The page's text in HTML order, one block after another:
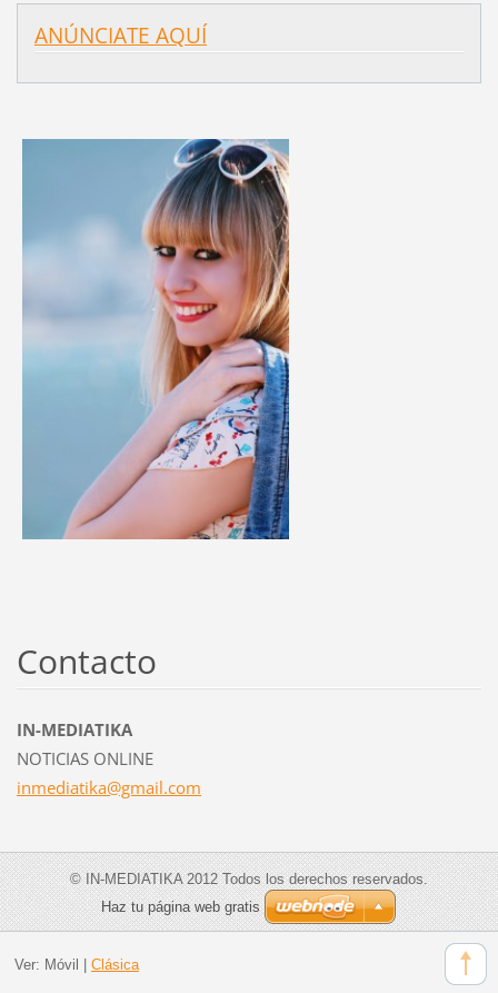
ANÚNCIATE AQUÍ
Contacto
IN-MEDIATIKA
NOTICIAS ONLINE
inmediatika@gmail.com
© IN-MEDIATIKA 2012 Todos los derechos reservados.
Haz tu página web gratis
Ver: Móvil Clásica